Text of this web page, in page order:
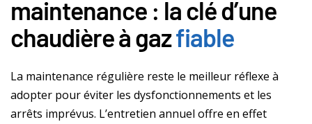
maintenance : la clé d’une
chaudière à gazfiable
La maintenance régulière reste le meilleur réflexe à
adopter pour éviter les dysfonctionnements et les
arrêts imprévus. L’entretien annuel offre en effet